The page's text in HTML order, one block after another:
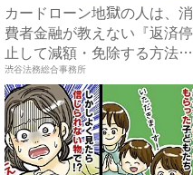
カードローン地獄の人は、消
費者金融が教えない『返済停
止して減額・免除する方法』
で...
渋谷法務総合事務所